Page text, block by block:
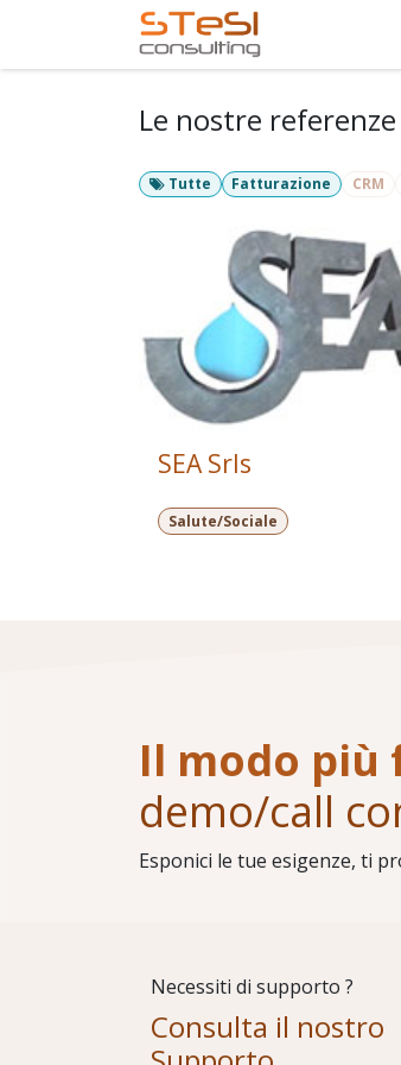
Passa al contenuto
Le nostre referenze
Tutte Fatturazione CRM
SEA Srls
Salute/Sociale
Il modo più
demo/call
Esponici le tue esigenze, ti
Necessiti di supporto ?
Consulta il nostro